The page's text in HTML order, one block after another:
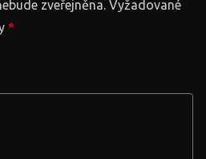
zveřejněna. Vyžadované
*